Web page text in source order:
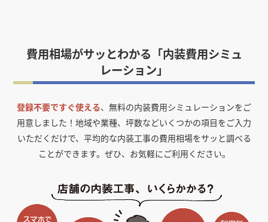
費用相場がサッとわかる「内装費用シミュ
レーション」
登録不要ですぐ使える、無料の内装費用シミュレーションをご
用意しました！ 地域や業種、坪数などいくつかの項目をご入力
いただくだけで、平均的な内装工事の費用相場をサッと調べる
ことができます。ぜひ、お気軽にご利用ください。